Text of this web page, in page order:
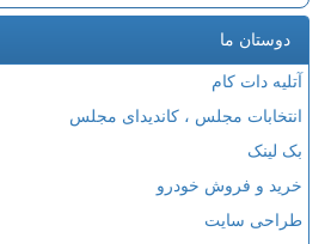
دوستان ما
آتلیه دات کام
انتخابات مجلس ، کاندیدای مجلس
بک لینک
خرید و فروش خودرو
طراحی سایت